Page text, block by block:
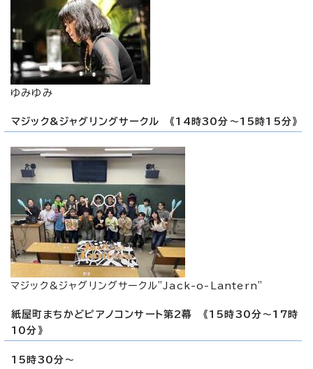
ゆみゆみ
マジック&ジャグリングサークル 《14時30分～15時15分》
マジック&ジャグリングサークル"Jack-o-Lantern"
紙屋町まちかどピアノコンサート第2幕 《15時30分～17時
10分》
15時30分～